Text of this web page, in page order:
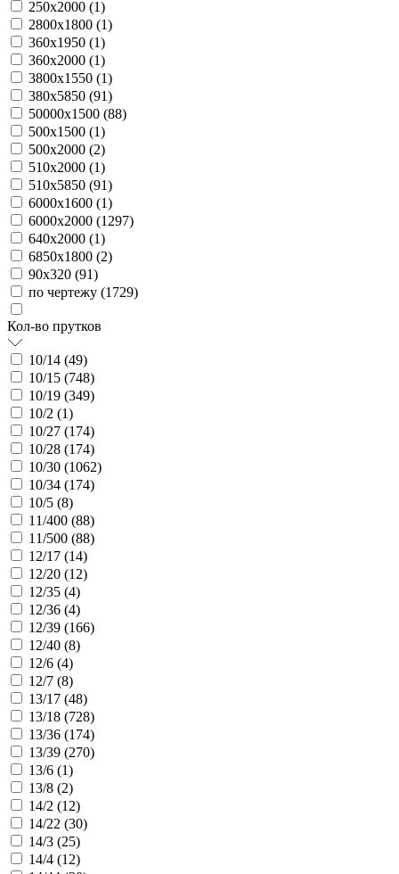
250х2000 (1)
2800х1800 (1)
360х1950 (1)
360х2000 (1)
3800х1550 (1)
380х5850 (91)
50000х1500 (88)
500х1500 (1)
500х2000 (2)
510х2000 (1)
510х5850 (91)
6000х1600 (1)
6000х2000 (1297)
640х2000 (1)
6850х1800 (2)
90х320 (91)
по чертежу (1729)
Кол-во прутков
10/14 (49)
10/15 (748)
10/19 (349)
10/2 (1)
10/27 (174)
10/28 (174)
10/30 (1062)
10/34 (174)
10/5 (8)
11/400 (88)
11/500 (88)
12/17 (14)
12/20 (12)
12/35 (4)
12/36 (4)
12/39 (166)
12/40 (8)
12/6 (4)
12/7 (8)
13/17 (48)
13/18 (728)
13/36 (174)
13/39 (270)
13/6 (1)
13/8 (2)
14/2 (12)
14/22 (30)
14/3 (25)
14/4 (12)